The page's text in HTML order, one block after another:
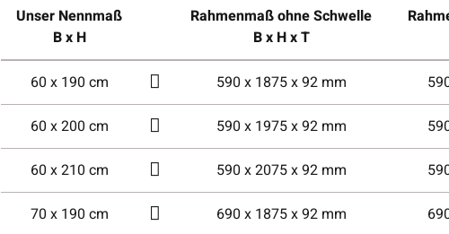
Unser Nennmaß
B x H
Rahmenmaß ohne Schwelle
B x H x T
60 x 190 cm 590 x 1875 x 92 mm
60 x 200 cm 590 x 1975 x 92 mm
60 x 210 cm 590 x 2075 x 92 mm
70 x 190 cm 690 x 1875 x 92 mm